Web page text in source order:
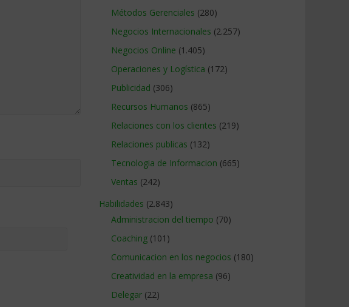
Métodos Gerenciales (280)
Negocios Internacionales (2.257)
Negocios Online (1.405)
Operaciones y Logística (172)
Publicidad (306)
Recursos Humanos (865)
Relaciones con los clientes (219)
Relaciones publicas (132)
Tecnologia de Informacion (665)
Ventas (242)
Habilidades (2.843)
Administracion del tiempo (70)
Coaching (101)
Comunicacion en los negocios (180)
Creatividad en la empresa (96)
Delegar (22)